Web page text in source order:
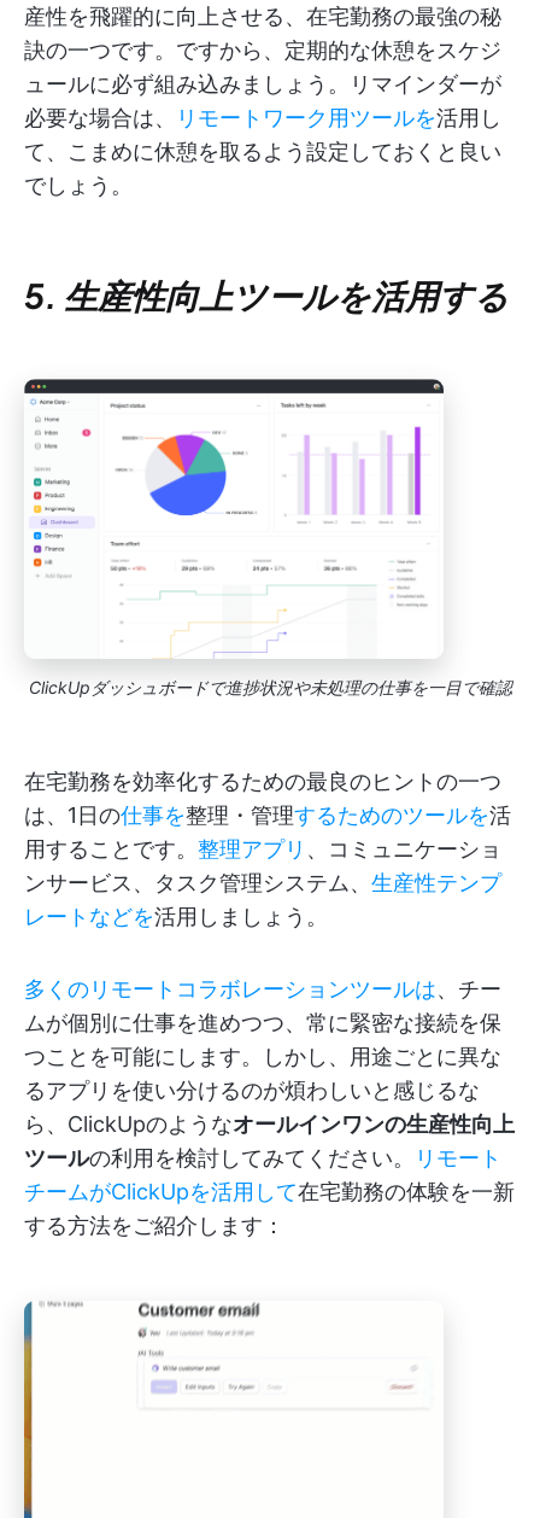
産性を飛躍的に向上させる、在宅勤務の最強の秘
訣の一つです。ですから、定期的な休憩をスケジ
ュールに必ず組み込みましょう。リマインダーが
必要な場合は、
リモートワーク用ツールを活用し
て、こまめに休憩を取るよう設定しておくと良い
でしょう。
5. 生産性向上ツールを活用する
ClickUpダッシュボードで進捗状況や未処理の仕事を一目で確認
在宅勤務を効率化するための最良のヒントの一つ
は、1日の仕事を整理・管理するためのツールを活
用することです。 整理アプリ 、コミュニケーショ
ンサービス、タスク管理システム、 生産性テンプ
レートなどを活用しましょう。
多くのリモートコラボレーションツールは、チー
ムが個別に仕事を進めつつ、常に緊密な接続を保
つことを可能にします。しかし、用途ごとに異な
るアプリを使い分けるのが煩わしいと感じるな
ら、ClickUpのようなオールインワンの生産性向上
ツールの利用を検討してみてください。
リモート
チームがClickUpを活用して在宅勤務の体験を一新
する方法をご紹介します：